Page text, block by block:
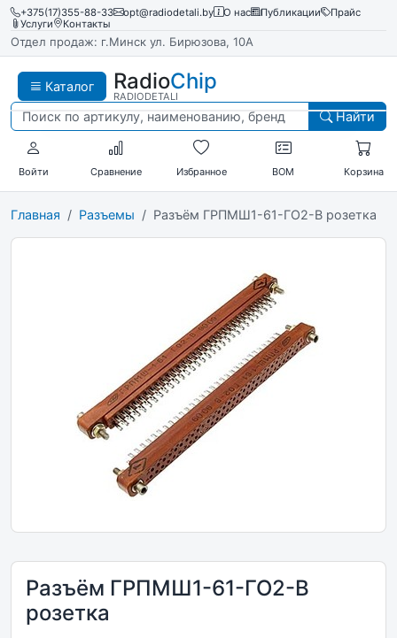
+375(17)355-88-33 opt@radiodetali.by О нас Публикации
Прайс
Услуги
Контакты
Отдел продаж: г.Минск ул. Бирюзова, 10А
Каталог RadioChip
RADIODETALI
Найти
Войти Сравнение Избранное BOM Корзина
Главная Разъемы Разъём ГРПМШ1-61-ГО2-В розетка
Разъём ГРПМШ1-61-ГО2-В
розетка